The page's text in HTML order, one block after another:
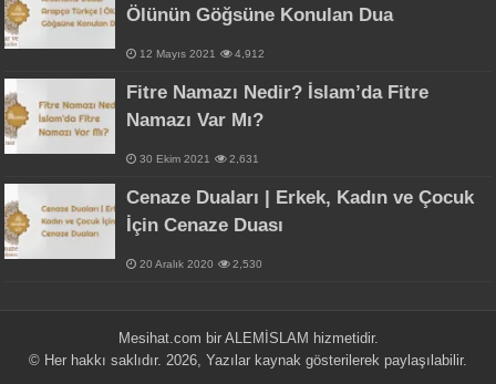
Ölünün Göğsüne Konulan Dua
12 Mayıs 2021 4,912
Fitre Namazı Nedir? İslam’da Fitre
Namazı Var Mı?
30 Ekim 2021 2,631
Cenaze Duaları | Erkek, Kadın ve Çocuk
İçin Cenaze Duası
20 Aralık 2020 2,530
Mesihat.com bir ALEMİSLAM hizmetidir.
© Her hakkı saklıdır. 2026, Yazılar kaynak gösterilerek paylaşılabilir.